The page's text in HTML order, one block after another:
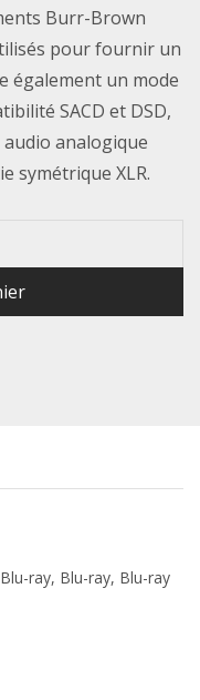
Burr-Brown
pour fournir un
également un mode
SACD et DSD,
analogique
symétrique XLR.
ray, Blu-ray, Blu-ray